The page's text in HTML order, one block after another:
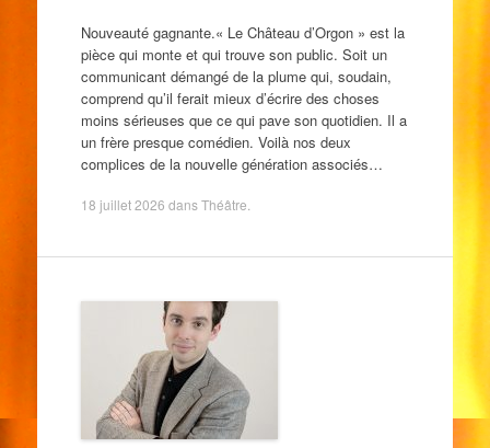
Nouveauté gagnante.« Le Château d’Orgon » est la
pièce qui monte et qui trouve son public. Soit un
communicant démangé de la plume qui, soudain,
comprend qu’il ferait mieux d’écrire des choses
moins sérieuses que ce qui pave son quotidien. Il a
un frère presque comédien. Voilà nos deux
complices de la nouvelle génération associés…
18 juillet 2026 dansThéâtre